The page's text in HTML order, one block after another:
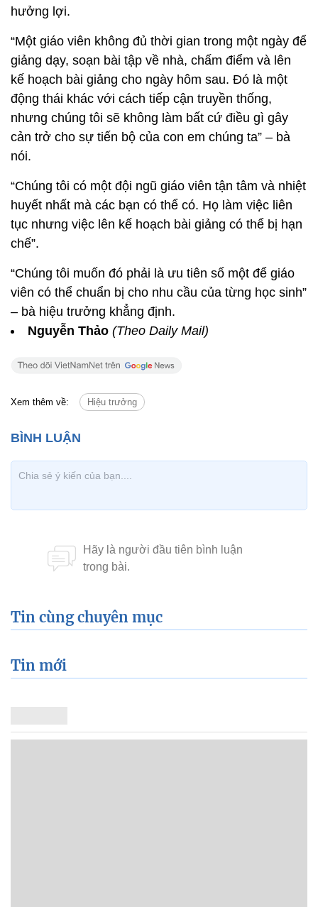
hưởng lợi.
“Một giáo viên không đủ thời gian trong một ngày để
giảng dạy, soạn bài tập về nhà, chấm điểm và lên
kế hoạch bài giảng cho ngày hôm sau. Đó là một
động thái khác với cách tiếp cận truyền thống,
nhưng chúng tôi sẽ không làm bất cứ điều gì gây
cản trở cho sự tiến bộ của con em chúng ta” – bà
nói.
“Chúng tôi có một đội ngũ giáo viên tận tâm và nhiệt
huyết nhất mà các bạn có thể có. Họ làm việc liên
tục nhưng việc lên kế hoạch bài giảng có thể bị hạn
chế”.
“Chúng tôi muốn đó phải là ưu tiên số một để giáo
viên có thể chuẩn bị cho nhu cầu của từng học sinh”
– bà hiệu trưởng khẳng định.
Nguyễn Thảo (Theo Daily Mail)
Xem thêm về: Hiệu trưởng
Tin cùng chuyên mục
Tin mới